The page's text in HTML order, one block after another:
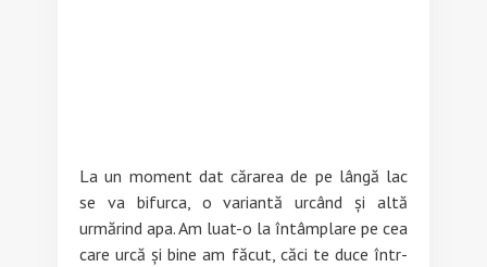
La un moment dat cărarea de pe lângă lac
se va bifurca, o variantă urcând și altă
urmărind apa. Am luat-o la întâmplare pe cea
care urcă și bine am făcut, căci te duce într-